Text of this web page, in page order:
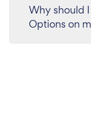
Why should
Options on